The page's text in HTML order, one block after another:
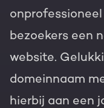
bezoekers een
website.
domeinnaam
hierbij aan een